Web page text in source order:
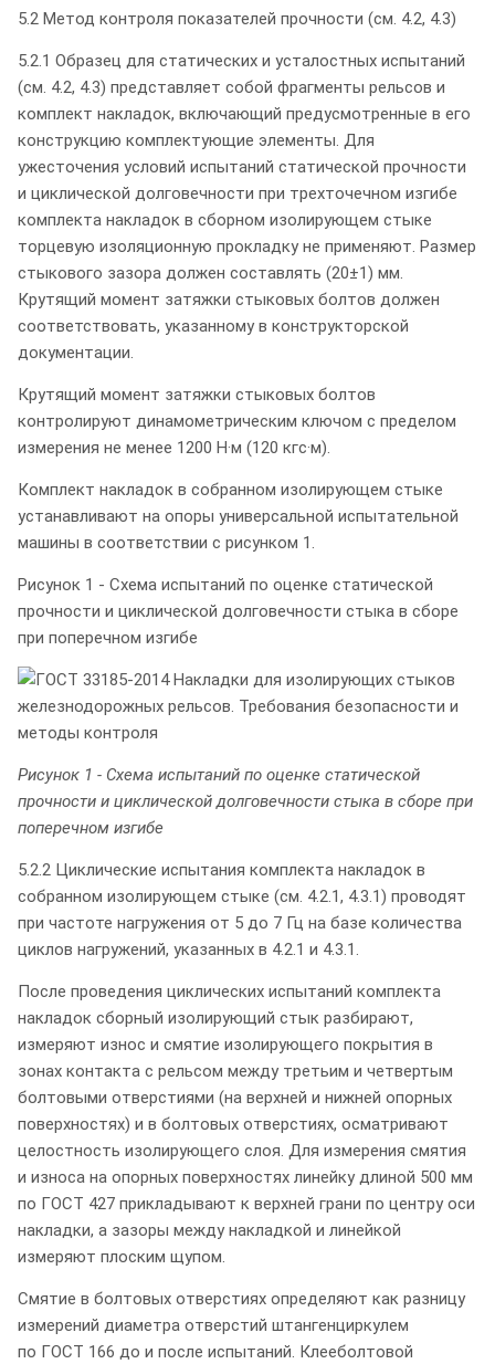
5.2 Метод контроля показателей прочности (см. 4.2, 4.3)
5.2.1 Образец для статических и усталостных испытаний
(см. 4.2, 4.3) представляет собой фрагменты рельсов и
комплект накладок, включающий предусмотренные в его
конструкцию комплектующие элементы. Для
ужесточения условий испытаний статической прочности
и циклической долговечности при трехточечном изгибе
комплекта накладок в сборном изолирующем стыке
торцевую изоляционную прокладку не применяют. Размер
стыкового зазора должен составлять (20±1) мм.
Крутящий момент затяжки стыковых болтов должен
соответствовать, указанному в конструкторской
документации.
Крутящий момент затяжки стыковых болтов
контролируют динамометрическим ключом с пределом
измерения не менее 1200 Н·м (120 кгс·м).
Комплект накладок в собранном изолирующем стыке
устанавливают на опоры универсальной испытательной
машины в соответствии с рисунком 1.
Рисунок 1 - Схема испытаний по оценке статической
прочности и циклической долговечности стыка в сборе
при поперечном изгибе
Рисунок 1 - Схема испытаний по оценке статической
прочности и циклической долговечности стыка в сборе при
поперечном изгибе
5.2.2 Циклические испытания комплекта накладок в
собранном изолирующем стыке (см. 4.2.1, 4.3.1) проводят
при частоте нагружения от 5 до 7 Гц на базе количества
циклов нагружений, указанных в 4.2.1 и 4.3.1.
После проведения циклических испытаний комплекта
накладок сборный изолирующий стык разбирают,
измеряют износ и смятие изолирующего покрытия в
зонах контакта с рельсом между третьим и четвертым
болтовыми отверстиями (на верхней и нижней опорных
поверхностях) и в болтовых отверстиях, осматривают
целостность изолирующего слоя. Для измерения смятия
и износа на опорных поверхностях линейку длиной 500 мм
по ГОСТ 427 прикладывают к верхней грани по центру оси
накладки, а зазоры между накладкой и линейкой
измеряют плоским щупом.
Смятие в болтовых отверстиях определяют как разницу
измерений диаметра отверстий штангенциркулем
по ГОСТ 166 до и после испытаний. Клееболтовой